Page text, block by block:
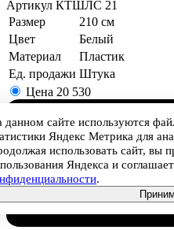
Артикул КТШЛС 21
Размер
210 см
Цвет
Белый
Материал
Пластик
Ед. продажи Штука
Цена 20 530
данном сайте используются
Яндекс Метрика для
использовать сайт, вы
Яндекса и
.